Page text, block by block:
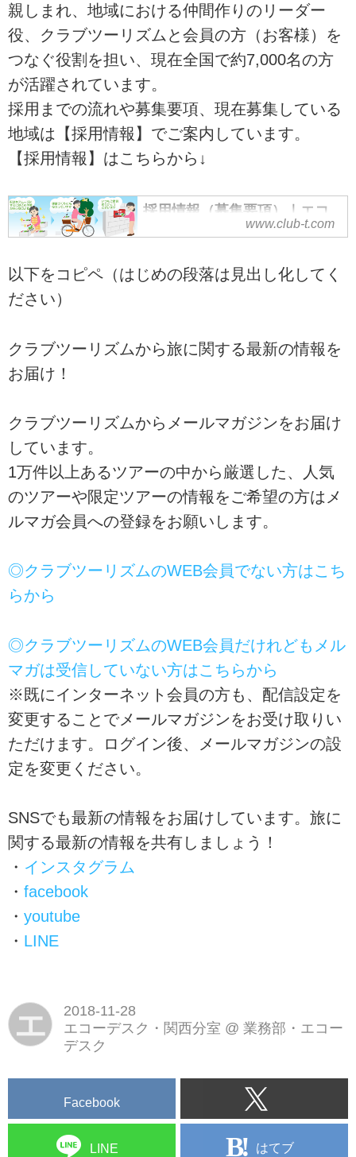
親しまれ、地域における仲間作りのリーダー
役、クラブツーリズムと会員の方（お客様）を
つなぐ役割を担い、現在全国で約7,000名の方
が活躍されています。
採用までの流れや募集要項、現在募集している
地域は【採用情報】でご案内しています。
【採用情報】はこちらから↓
採用情報（募集要項）｜エコ
ースタッフ｜クラブツーリズ
クラブツーリズムでは、「旅の
www.club-t.com
以下をコピペ（はじめの段落は見出し化してく
ださい）
クラブツーリズムから旅に関する最新の情報を
お届け！
クラブツーリズムからメールマガジンをお届け
しています。
1万件以上あるツアーの中から厳選した、人気
のツアーや限定ツアーの情報をご希望の方はメ
ルマガ会員への登録をお願いします。
◎クラブツーリズムのWEB会員でない方はこち
らから
◎クラブツーリズムのWEB会員だけれどもメル
マガは受信していない方はこちらから
※既にインターネット会員の方も、配信設定を
変更することでメールマガジンをお受け取りい
ただけます。ログイン後、メールマガジンの設
定を変更ください。
SNSでも最新の情報をお届けしています。旅に
関する最新の情報を共有しましょう！
・ インスタグラム
・ facebook
・ youtube
・ LINE
エ
2018-11-28
エコーデスク・関西分室 @ 業務部・エコー
デスク
Facebook
LINE はてブ